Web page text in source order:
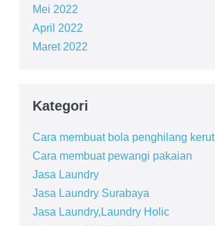
Mei 2022
April 2022
Maret 2022
Kategori
Cara membuat bola penghilang kerut
Cara membuat pewangi pakaian
Jasa Laundry
Jasa Laundry Surabaya
Jasa Laundry,Laundry Holic